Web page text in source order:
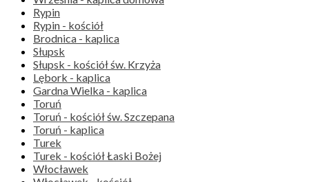
Rypin
Rypin - kościół
Brodnica - kaplica
Słupsk
Słupsk - kościół św. Krzyża
Lębork - kaplica
Gardna Wielka - kaplica
Toruń
Toruń - kościół św. Szczepana
Toruń - kaplica
Turek
Turek - kościół Łaski Bożej
Włocławek